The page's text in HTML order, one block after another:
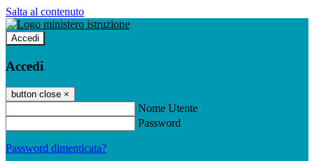
Salta al contenuto
Accedi
Accedi
button close ×
Nome Utente
Password
Password dimenticata?